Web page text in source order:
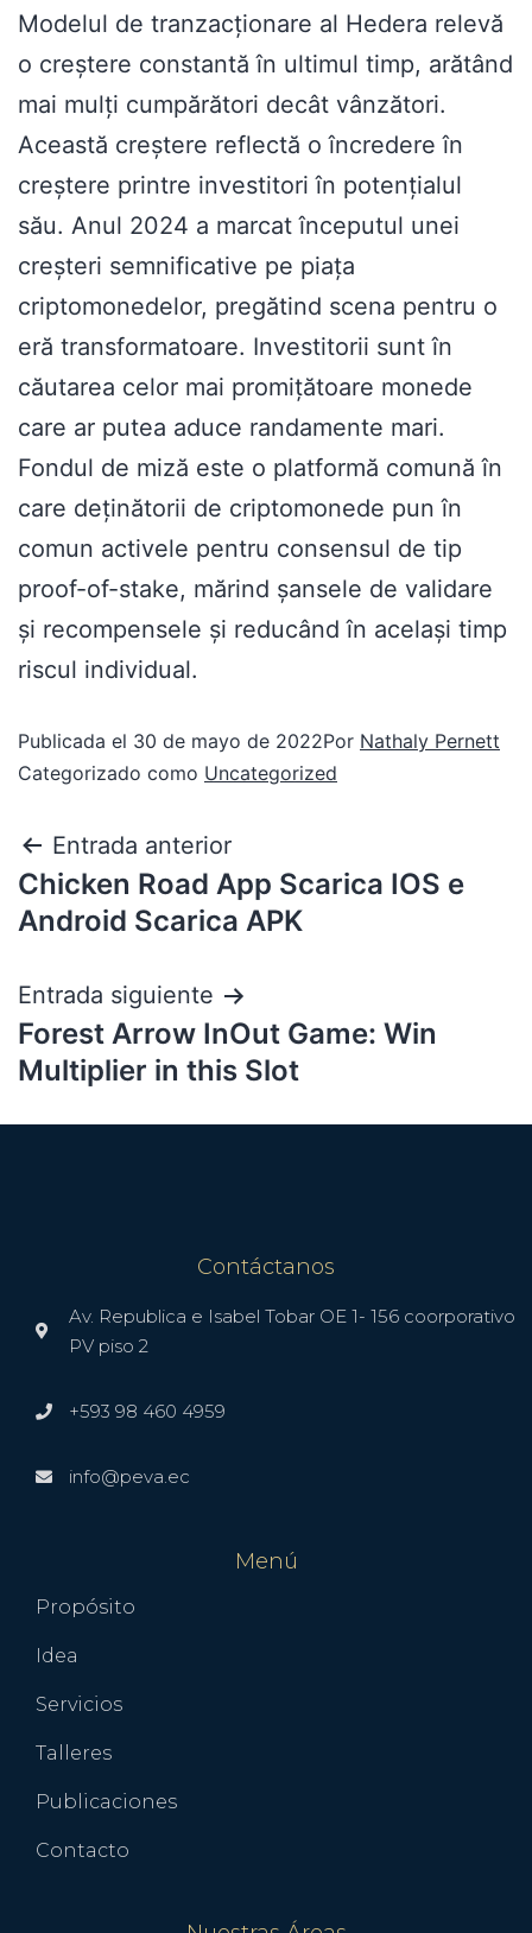
Modelul de tranzacționare al Hedera relevă
o creștere constantă în ultimul timp, arătând
mai mulți cumpărători decât vânzători.
Această creștere reflectă o încredere în
creștere printre investitori în potențialul
său. Anul 2024 a marcat începutul unei
creșteri semnificative pe piața
criptomonedelor, pregătind scena pentru o
eră transformatoare. Investitorii sunt în
căutarea celor mai promițătoare monede
care ar putea aduce randamente mari.
Fondul de miză este o platformă comună în
care deținătorii de criptomonede pun în
comun activele pentru consensul de tip
proof-of-stake, mărind șansele de validare
și recompensele și reducând în același timp
riscul individual.
Publicada el 30 de mayo de 2022Por Nathaly Pernett
Categorizado como Uncategorized
Entrada anterior
Chicken Road App Scarica IOS e
Android Scarica APK
Entrada siguiente
Forest Arrow InOut Game: Win
Multiplier in this Slot
Contáctanos
Av. Republica e Isabel Tobar OE 1- 156 coorporativo
PV piso 2
+593 98 460 4959
info@peva.ec
Menú
Propósito
Idea
Servicios
Talleres
Publicaciones
Contacto